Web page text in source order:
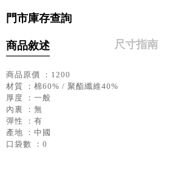
門市庫存查詢
商品敘述 尺寸指南
商品原價 ：1200
材質 ：棉60% / 聚酯纖維40%
厚度 ：一般
內裏 ：無
彈性 ：有
產地 ：中國
口袋數 ：0